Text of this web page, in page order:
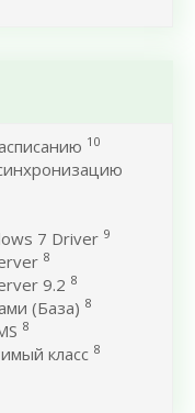
10
7 Driver 9
8
9.2 8
(База) 8
8
класс 8